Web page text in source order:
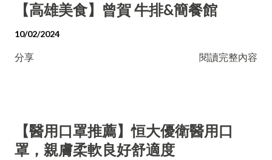
【高雄美食】曾賀 牛排&簡餐館
10/02/2024
分享 閱讀完整內容
【醫用口罩推薦】恒大優衛醫用口
罩，親膚柔軟良好舒適度